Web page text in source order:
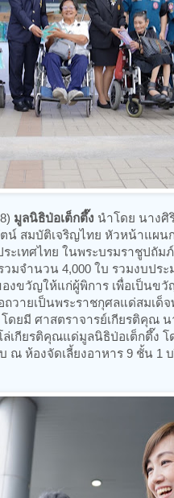
มูลนิธิป่อเต็กตึ๊ง นำโดย นางศิ
น์ สมบัติเจริญไทย หัวหน้าแผน
ะเทศไทย ในพระบรมราชูปถั
จำนวน 4,000 ใบ รวมงบประ
ขวัญให้แก่ผู้พิการ เพื่อเป็นขวั
วายเป็นพระราชกุศลแด่สมเด็
ดยมี ศาสตราจารย์เกียรติคุณ
เกียรติคุณแด่มูลนิธิป่อเต็กตึ๊ง โ
ณ ห้องจัดเลี้ยงอาหาร 9 ชั้น